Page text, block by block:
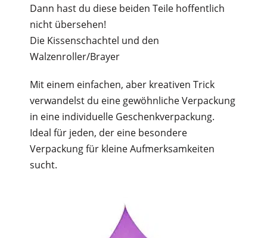
Dann hast du diese beiden Teile hoffentlich
nicht übersehen!
Die Kissenschachtel und den
Walzenroller/Brayer
Mit einem einfachen, aber kreativen Trick
verwandelst du eine gewöhnliche Verpackung
in eine individuelle Geschenkverpackung.
Ideal für jeden, der eine besondere
Verpackung für kleine Aufmerksamkeiten
sucht.